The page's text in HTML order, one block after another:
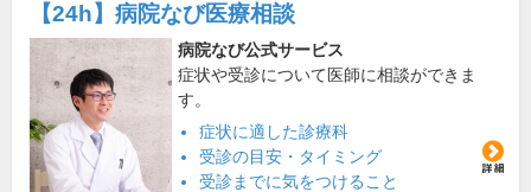
【24h】 病院なび医療相談
病院なび公式サービス
症状や受診について医師に相談ができま
す。
症状に適した診療科
受診の目安・タイミング
受診までに気をつけること